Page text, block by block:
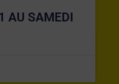
AU SAMEDI